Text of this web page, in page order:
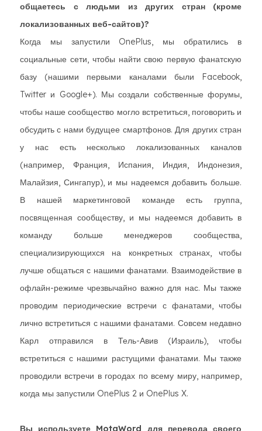
общаетесь с людьми из других стран (кроме
локализованных веб-сайтов)?
Когда мы запустили OnePlus, мы обратились в
социальные сети, чтобы найти свою первую фанатскую
базу (нашими первыми каналами были Facebook,
Twitter и Google+). Мы создали собственные форумы,
чтобы наше сообщество могло встретиться, поговорить и
обсудить с нами будущее смартфонов. Для других стран
у нас есть несколько локализованных каналов
(например, Франция, Испания, Индия, Индонезия,
Малайзия, Сингапур), и мы надеемся добавить больше.
В нашей маркетинговой команде есть группа,
посвященная сообществу, и мы надеемся добавить в
команду больше менеджеров сообщества,
специализирующихся на конкретных странах, чтобы
лучше общаться с нашими фанатами. Взаимодействие в
офлайн-режиме чрезвычайно важно для нас. Мы также
проводим периодические встречи с фанатами, чтобы
лично встретиться с нашими фанатами. Совсем недавно
Карл отправился в Тель-Авив (Израиль), чтобы
встретиться с нашими растущими фанатами. Мы также
проводили встречи в городах по всему миру, например,
когда мы запустили OnePlus 2 и OnePlus X.
Вы используете MotaWord для перевода своего